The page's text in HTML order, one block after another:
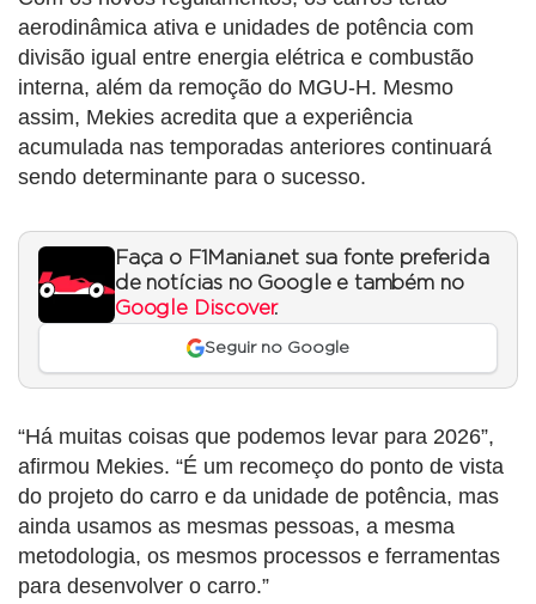
aerodinâmica ativa e unidades de potência com
divisão igual entre energia elétrica e combustão
interna, além da remoção do MGU-H. Mesmo
assim, Mekies acredita que a experiência
acumulada nas temporadas anteriores continuará
sendo determinante para o sucesso.
Faça o F1Mania.net sua fonte preferida
de notícias no Google e também no
Google Discover.
Seguir no Google
“Há muitas coisas que podemos levar para 2026”,
afirmou Mekies. “É um recomeço do ponto de vista
do projeto do carro e da unidade de potência, mas
ainda usamos as mesmas pessoas, a mesma
metodologia, os mesmos processos e ferramentas
para desenvolver o carro.”